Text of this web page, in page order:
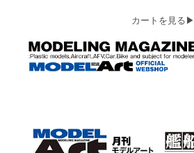
カートを見る▶︎